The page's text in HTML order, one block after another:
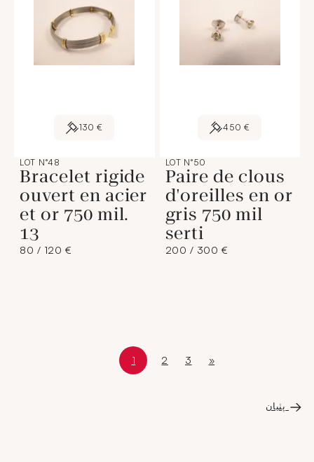
130 €
LOT N°48
Bracelet rigide
ouvert en acier
et or 750 mil.
13
80 / 120 €
450 €
LOT N°50
Paire de clous
d'oreilles en or
gris 750 mil
serti
200 / 300 €
Page 1 sur 4
Page courante
1 Page
2 Page
3 Dernière page
»